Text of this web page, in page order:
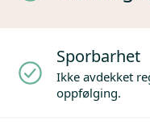
Sporbarhet
Ikke avdekket
oppfølging.